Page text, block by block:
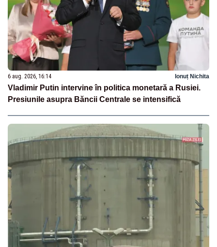
6 aug. 2026, 16:14 Ionuț Nichita
Vladimir Putin intervine în politica monetară a Rusiei.
Presiunile asupra Băncii Centrale se intensifică